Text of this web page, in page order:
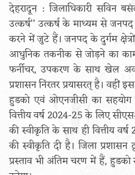
देहरादून : जिलाधिकारी सविन
उत्कर्ष’’ उत्कर्ष के माध्यम से
करने में जुटे हैं। जनपद के दुर्गम
आधुनिक तकनीक से जोड़ने का काम
फर्नीचर, उपकरण के साथ खेल
प्रशासन निंरतर प्रयासरत् है। वहीं
हुडको एवं ओएनजीसी का
वित्तीय वर्ष 2024-25 के लिए
की स्वीकृति के साथ ही वित्तीय
की स्वीकृति दी है। जिला प्रशासन
प्रस्ताव भी अंतिम चरण में हैं, हुडको